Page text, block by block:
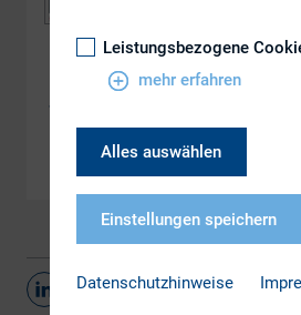
DOWNLOAD
4.2 IR from an US perspective
Teilen
Leistungsbezogene
mehr erfahren
Alles auswählen
Einstellungen speichern
Datenschutzhinweise